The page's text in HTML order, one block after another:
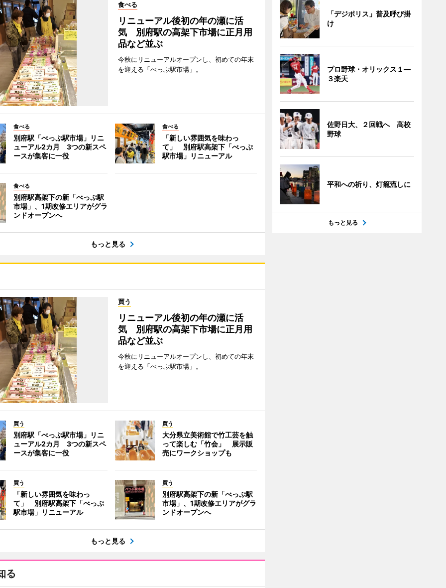
食べる
リニューアル後初の年の瀬に活
気 別府駅の高架下市場に正月用
品など並ぶ
今秋にリニューアルオープンし、初めての年末
を迎える「べっぷ駅市場」。
食べる
別府駅「べっぷ駅市場」リニ
ューアル2カ月 3つの新スペ
ースが集客に一役
食べる
「新しい雰囲気を味わっ
て」 別府駅高架下「べっぷ
駅市場」リニューアル
食べる
別府駅高架下の新「べっぷ駅
市場」、1期改修エリアがグラ
ンドオープンへ
もっと見る
買う
リニューアル後初の年の瀬に活
気 別府駅の高架下市場に正月用
品など並ぶ
今秋にリニューアルオープンし、初めての年末
を迎える「べっぷ駅市場」。
買う
別府駅「べっぷ駅市場」リニ
ューアル2カ月 3つの新スペ
ースが集客に一役
買う
大分県立美術館で竹工芸を触
って楽しむ「竹会」 展示販
売にワークショップも
買う
「新しい雰囲気を味わっ
て」 別府駅高架下「べっぷ
駅市場」リニューアル
買う
別府駅高架下の新「べっぷ駅
市場」、1期改修エリアがグラ
ンドオープンへ
もっと見る
る
「デジポリス」普及呼び掛
け
プロ野球・オリックス１―
３楽天
佐野日大、２回戦へ 高校
野球
平和への祈り、灯籠流しに
もっと見る